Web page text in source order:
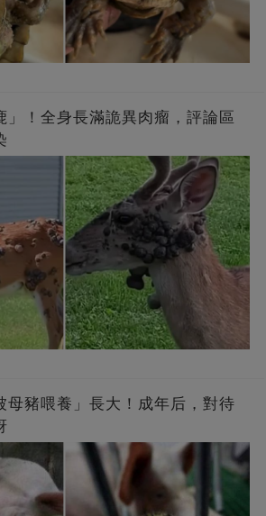
」！全身長滿詭異肉瘤，評論區
母豬喂養」長大！成年后，對待